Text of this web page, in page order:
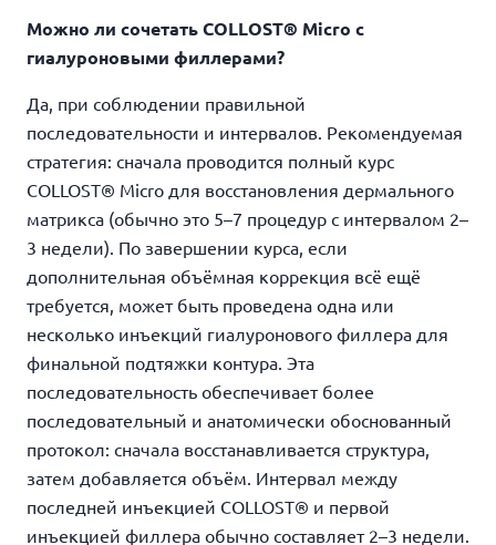
Можно ли сочетать COLLOST® Micro с
гиалуроновыми филлерами?
Да, при соблюдении правильной
последовательности и интервалов. Рекомендуемая
стратегия: сначала проводится полный курс
COLLOST® Micro для восстановления дермального
матрикса (обычно это 5–7 процедур с интервалом 2–
3 недели). По завершении курса, если
дополнительная объёмная коррекция всё ещё
требуется, может быть проведена одна или
несколько инъекций гиалуронового филлера для
финальной подтяжки контура. Эта
последовательность обеспечивает более
последовательный и анатомически обоснованный
протокол: сначала восстанавливается структура,
затем добавляется объём. Интервал между
последней инъекцией COLLOST® и первой
инъекцией филлера обычно составляет 2–3 недели.